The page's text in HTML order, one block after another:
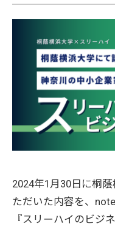
2024年1月30日に桐
ただいた内容を、
『スリーハイのビジ